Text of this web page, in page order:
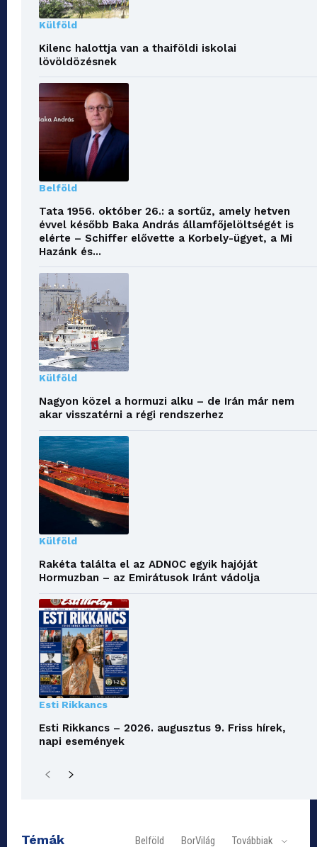
Külföld
Kilenc halottja van a thaiföldi iskolai
lövöldözésnek
Belföld
Tata 1956. október 26.: a sortűz, amely hetven
évvel később Baka András államfőjelöltségét is
elérte – Schiffer elővette a Korbely-ügyet, a Mi
Hazánk és...
Külföld
Nagyon közel a hormuzi alku – de Irán már nem
akar visszatérni a régi rendszerhez
Külföld
Rakéta találta el az ADNOC egyik hajóját
Hormuzban – az Emirátusok Iránt vádolja
Esti Rikkancs
Esti Rikkancs – 2026. augusztus 9. Friss hírek,
napi események
Témák Belföld BorVilág Továbbiak